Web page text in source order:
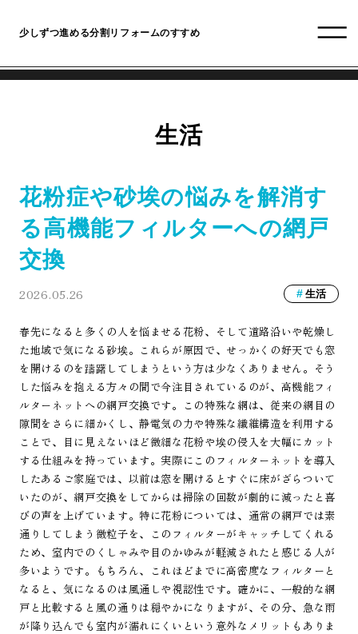
少しずつ進める分割リフォームのすすめ
生活
花粉症や砂埃の悩みを解消す
る高機能フィルターへの網戸
交換
2026.05.26 生活
春先になると多くの人を悩ませる花粉、そして道路沿いや乾燥し
た地域で気になる砂埃。これらが原因で、せっかくの好天でも窓
を開けるのを躊躇してしまうという方は少なくありません。そう
した悩みを抱える方々の間で今注目されているのが、高機能フィ
ルターネットへの網戸交換です。この特殊な網は、従来の網目の
隙間をさらに細かくし、静電気の力や特殊な繊維構造を利用する
ことで、目に見えないほど微細な花粉や埃の侵入を大幅にカット
する仕組みを持っています。実際にこのフィルターネットを導入
したあるご家庭では、以前は窓を開けるとすぐに床がざらついて
いたのが、網戸交換をしてからは掃除の回数が劇的に減ったと喜
びの声を上げています。特に花粉については、通常の網戸では素
通りしてしまう微粒子を、このフィルターがキャッチしてくれる
ため、室内でのくしゃみや目のかゆみが軽減されたと感じる人が
多いようです。もちろん、これほどまでに高密度なフィルターと
なると、気になるのは風通しや視認性です。確かに、一般的な網
戸と比較すると風の通りは穏やかになりますが、その分、急な雨
が降り込んでも室内が濡れにくいという意外なメリットもありま